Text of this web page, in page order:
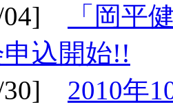
04]
「岡平
込開始!!
30] 2010年